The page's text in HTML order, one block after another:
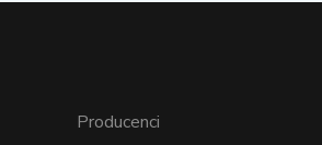
Producenci